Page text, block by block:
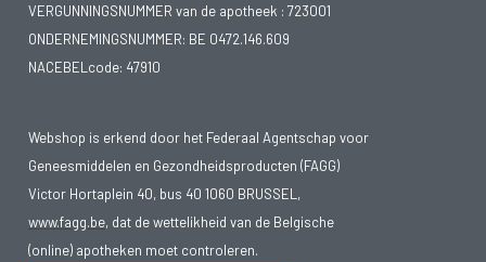
Oogirritatie kan ook te maken hebben met te droge ogen.
Soms gaan - raar maar waar - je ogen extra tranen hierdoor.
VERGUNNINGSNUMMER van de apotheek : 723001
ONDERNEMINGSNUMMER: BE 0472.146.609
NACEBELcode: 47910
Webshop is erkend door het Federaal Agentschap voor
Geneesmiddelen en Gezondheidsproducten (FAGG)
Victor Hortaplein 40, bus 40 1060 BRUSSEL,
www.fagg.be, dat de wettelikheid van de Belgische
(online) apotheken moet controleren.